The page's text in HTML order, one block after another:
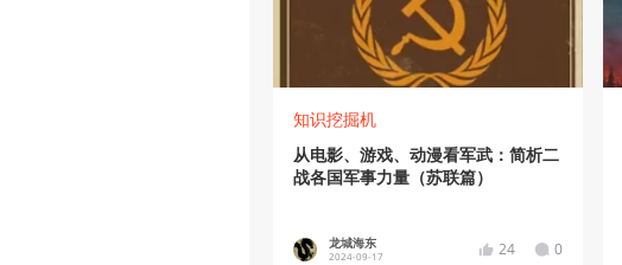
知识挖掘机
从电影、游戏、动漫看军武：简析二
战各国军事力量（苏联篇）
龙城海东
2024-09-17 24 0